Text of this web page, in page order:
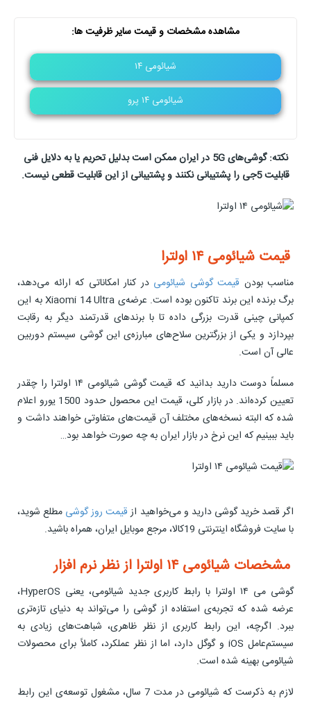
مشاهده مشخصات و قیمت سایر ظرفیت ها:
شیائومی ۱۴
شیائومی ۱۴ پرو
نکته: گوشی‌های 5G در ایران ممکن است بدلیل تحریم یا به دلایل فنی
قابلیت 5جی را پشتیبانی نکنند و پشتیبانی از این قابلیت قطعی نیست.
قیمت شیائومی ۱۴ اولترا
مناسب بودن قیمت گوشی شیائومی در کنار امکاناتی که ارائه می‌دهد،
برگ برنده این برند تاکنون بوده است. عرضه‌ی Xiaomi 14 Ultra به این
کمپانی چینی قدرت بزرگی داده تا با برندهای قدرتمند دیگر به رقابت
بپردازد و یکی از بزرگترین سلاح‌های مبارزه‌ی این گوشی سیستم دوربین
عالی آن است.
مسلماً دوست دارید بدانید که قیمت گوشی شیائومی ۱۴ اولترا را چقدر
تعیین کرده‌اند. در بازار کلی، قیمت این محصول حدود 1500 یورو اعلام
شده که البته نسخه‌های مختلف آن قیمت‌های متفاوتی خواهند داشت و
باید ببینیم که این نرخ در بازار ایران به چه صورت خواهد بود…
اگر قصد خرید گوشی دارید و می‌خواهید از قیمت روز گوشی مطلع شوید،
با سایت فروشگاه اینترنتی 19کالا، مرجع موبایل ایران، همراه باشید.
مشخصات شیائومی ۱۴ اولترا از نظر نرم افزار
گوشی می ۱۴ اولترا با رابط کاربری جدید شیائومی، یعنی HyperOS،
عرضه شده که تجربه‌ی استفاده از گوشی را می‌تواند به دنیای تازه‌تری
ببرد. اگرچه، این رابط کاربری از نظر ظاهری، شباهت‌های زیادی به
سیستم‌عامل iOS و گوگل دارد، اما از نظر عملکرد، کاملاً برای محصولات
شیائومی بهینه شده است.
لازم به ذکرست که شیائومی در مدت 7 سال، مشغول توسعه‌ی این رابط